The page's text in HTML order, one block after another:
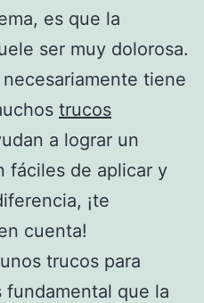
es que la
ser muy dolorosa.
tiene
trucos
a lograr un
fáciles de aplicar y
¡te
cuenta!
trucos para
que la